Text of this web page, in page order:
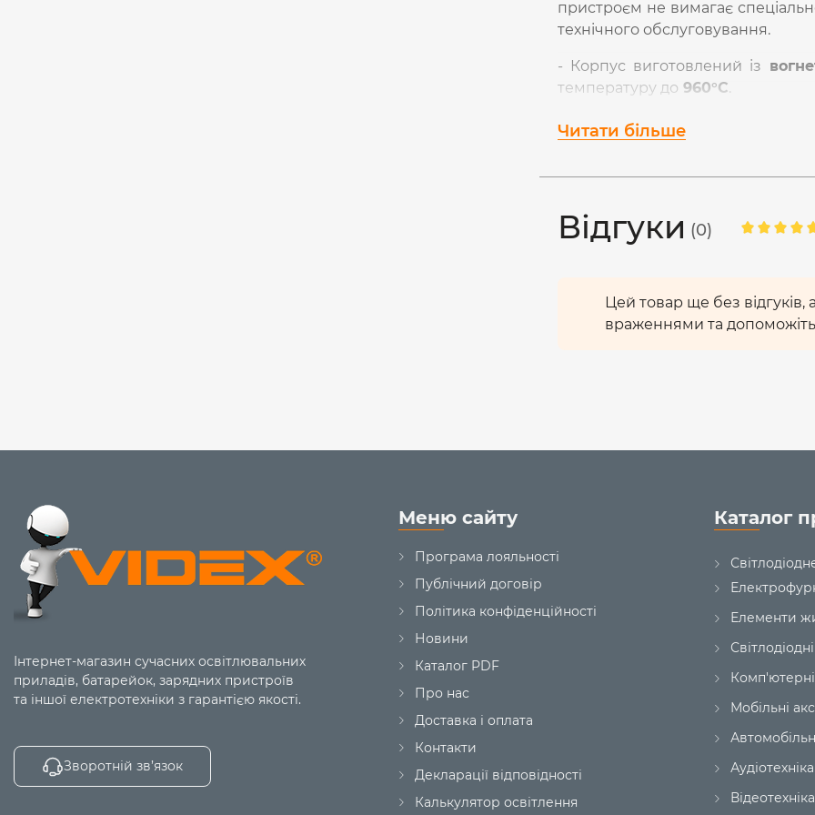
пристроєм не вимагає
технічного обслуговування.
- Корпус виготовлений із
температуру до 960°С.
-Подвійна конструкція
- Гарантійний термін60 міс.
УВАГА! Монтаж пристрою
живлення електромережі.
проведення монтажу.
З’єднання має бути виконано
Читати більше
Відгуки (0)
Цей товар ще без
враженнями та
Інтернет-магазин сучасних освітлювальних
приладів, батарейок, зарядних пристроїв
та іншої електротехніки з гарантією якості.
Зворотній зв’язок
Меню сайту
Програма лояльності
Публічний договір
Політика конфіденційності
Новини
Каталог PDF
Про нас
Доставка і оплата
Контакти
Декларації відповідності
Калькулятор освітлення
Каталог
Елементи
Світлодіодні
Мобільні
Аудіотехніка
Відеотехніка